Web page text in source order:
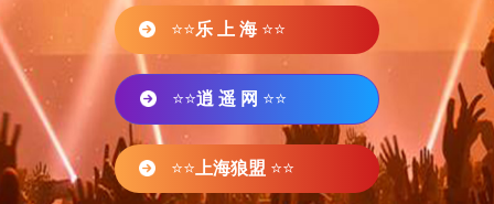
⭐⭐乐 上 海 ⭐⭐
⭐⭐逍 遥 网 ⭐⭐
⭐⭐ 上海狼盟 ⭐⭐